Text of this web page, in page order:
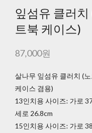
잎섬유 클러치
트북 케이스)
87,000원
살나무 잎섬유 클러치 (
케이스 겸용)
13인치용 사이즈: 가로
세로 26.8cm
15인치용 사이즈: 가로